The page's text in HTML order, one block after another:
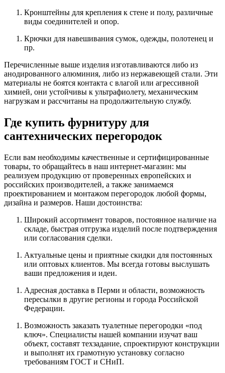
Кронштейны для крепления к стене и полу, различные
виды соединителей и опор.
Крючки для навешивания сумок, одежды, полотенец и
пр.
Перечисленные выше изделия изготавливаются либо из
анодированного алюминия, либо из нержавеющей стали. Эти
материалы не боятся контакта с влагой или агрессивной
химией, они устойчивы к ультрафиолету, механическим
нагрузкам и рассчитаны на продолжительную службу.
Где купить фурнитуру для
сантехнических перегородок
Если вам необходимы качественные и сертифицированные
товары, то обращайтесь в наш интернет-магазин: мы
реализуем продукцию от проверенных европейских и
российских производителей, а также занимаемся
проектированием и монтажом перегородок любой формы,
дизайна и размеров. Наши достоинства:
Широкий ассортимент товаров, постоянное наличие на
складе, быстрая отгрузка изделий после подтверждения
или согласования сделки.
Актуальные цены и приятные скидки для постоянных
или оптовых клиентов. Мы всегда готовы выслушать
ваши предложения и идеи.
Адресная доставка в Перми и области, возможность
пересылки в другие регионы и города Российской
Федерации.
Возможность заказать туалетные перегородки «под
ключ». Специалисты нашей компании изучат ваш
объект, составят техзадание, спроектируют конструкции
и выполнят их грамотную установку согласно
требованиям ГОСТ и СНиП.